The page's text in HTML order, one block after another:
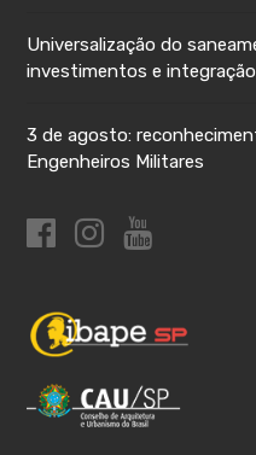
Universalização do
investimentos e
3 de agosto:
Engenheiros Militares